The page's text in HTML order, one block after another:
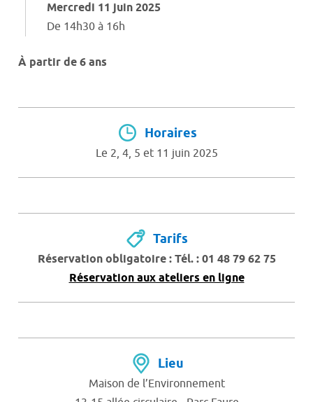
Mercredi 11 juin 2025
De 14h30 à 16h
À partir de 6 ans
Horaires
Le 2, 4, 5 et 11 juin 2025
Tarifs
Réservation obligatoire : Tél. : 01 48 79 62 75
Réservation aux ateliers en ligne
Lieu
Maison de l’Environnement